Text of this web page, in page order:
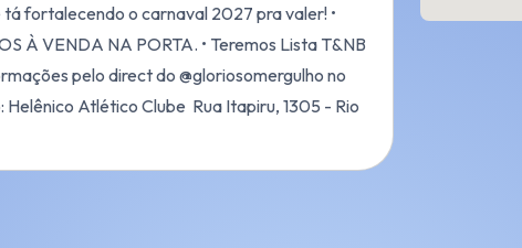
fortalecendo o carnaval 2027 pra valer! •⁠
À VENDA NA PORTA. •⁠ ⁠Teremos Lista T&NB
pelo direct do @gloriosomergulho no
Atlético Clube Rua Itapiru, 1305 - Rio